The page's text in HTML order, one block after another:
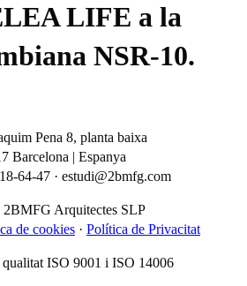
LIFE a la
NSR-10.
Pena 8, planta baixa
Barcelona | Espanya
64-47 · estudi@2bmfg.com
2BMFG Arquitectes SLP
de cookies · Política de Privacitat
ISO 9001 i ISO 14006